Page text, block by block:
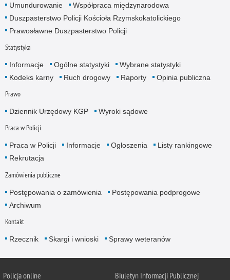
Umundurowanie
Współpraca międzynarodowa
Duszpasterstwo Policji Kościoła Rzymskokatolickiego
Prawosławne Duszpasterstwo Policji
Statystyka
Informacje Ogólne statystyki
Wybrane statystyki
Kodeks karny
Ruch drogowy Raporty Opinia publiczna
Prawo
Dziennik Urzędowy KGP Wyroki sądowe
Praca w Policji
Praca w Policji Informacje Ogłoszenia
Listy rankingowe
Rekrutacja
Zamówienia publiczne
Postępowania o zamówienia
Postępowania podprogowe
Archiwum
Kontakt
Rzecznik Skargi i wnioski Sprawy weteranów
Policjaonline Biuletyn Informacji Publicznej